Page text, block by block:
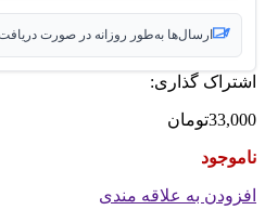
ارسال‌ها به‌طور روزانه در صورت
اشتراک گذاری:
33,000تومان
ناموجود
افزودن به علاقه مندی